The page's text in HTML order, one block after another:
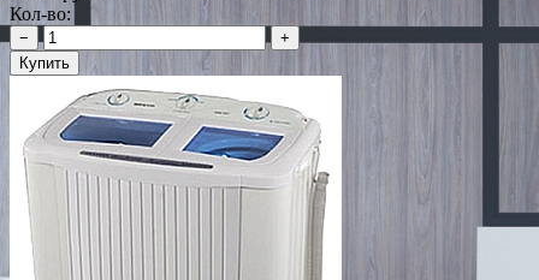
Кол-во:
−
+
Купить